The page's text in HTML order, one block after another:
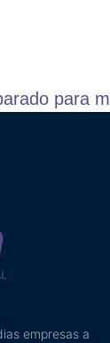
para
empresas a